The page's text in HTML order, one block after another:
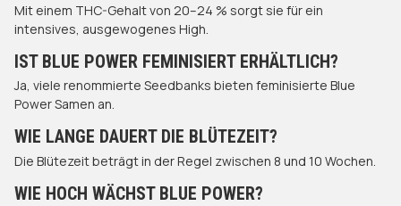
Mit einem THC-Gehalt von 20–24 % sorgt sie für ein
intensives, ausgewogenes High.
IST BLUE POWER FEMINISIERT ERHÄLTLICH?
Ja, viele renommierte Seedbanks bieten feminisierte Blue
Power Samen an.
WIE LANGE DAUERT DIE BLÜTEZEIT?
Die Blütezeit beträgt in der Regel zwischen 8 und 10 Wochen.
WIE HOCH WÄCHST BLUE POWER?